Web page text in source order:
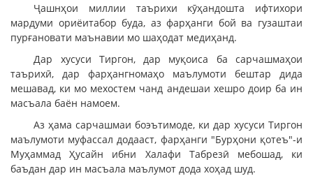
Ҷашнҳои миллии таърихи кӯҳандошта ифтихори
мардуми ориёитабор буда, аз фарҳанги бой ва гузаштаи
пурғановати маънавии мо шаҳодат медиҳанд.
Дар хусуси Тиргон, дар муқоиса ба сарчашмаҳои
таърихӣ, дар фарҳангномаҳо маълумоти бештар дида
мешавад, ки мо мехостем чанд андешаи хешро доир ба ин
масъала баён намоем.
Аз ҳама сарчашмаи боэътимоде, ки дар хусуси Тиргон
маълумоти муфассал додааст, фарҳанги "Бурҳони қотеъ"-и
Муҳаммад Ҳусайн ибни Халафи Табрезӣ мебошад, ки
баъдан дар ин масъала маълумот дода хоҳад шуд.